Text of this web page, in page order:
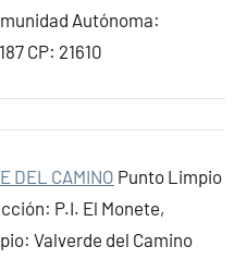
Autónoma:
CP: 21610
DEL CAMINO Punto Limpio
P.I. El Monete,
Valverde del Camino